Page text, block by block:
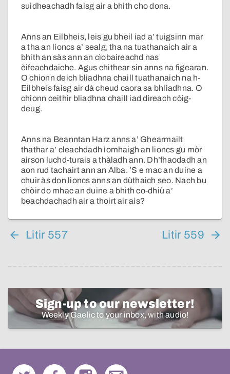
suidheachadh faisg air a bhith cho dona.
Anns an Eilbheis, leis gu bheil iad a’ tuigsinn mar
a tha an lioncs a’ sealg, tha na tuathanaich air a
bhith an sàs ann an cìobaireachd nas
èifeachdaiche. Agus chithear sin anns na figearan.
O chionn deich bliadhna chaill tuathanaich na h-
Eilbheis faisg air dà cheud caora sa bhliadhna. O
chionn ceithir bliadhna chaill iad dìreach còig-
deug.
Anns na Beanntan Harz anns a’ Ghearmailt
thathar a’ cleachdadh ìomhaigh an lioncs gu mòr
airson luchd-turais a thàladh ann. Dh’fhaodadh an
aon rud tachairt ann an Alba. ’S e mac an duine a
chuir às don lioncs anns an dùthaich seo. Nach bu
chòir do mhac an duine a bhith co-dhiù a’
beachdachadh air a thoirt air ais?
Litir 557 Litir 559
Sign-up to our newsletter!
Weekly Gaelic to your inbox, with audio!